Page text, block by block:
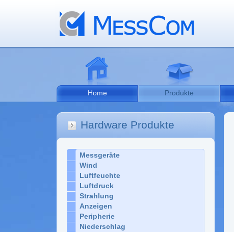
Home Produkte
Hardware Produkte
Messgeräte
Wind
Luftfeuchte
Luftdruck
Strahlung
Anzeigen
Peripherie
Niederschlag